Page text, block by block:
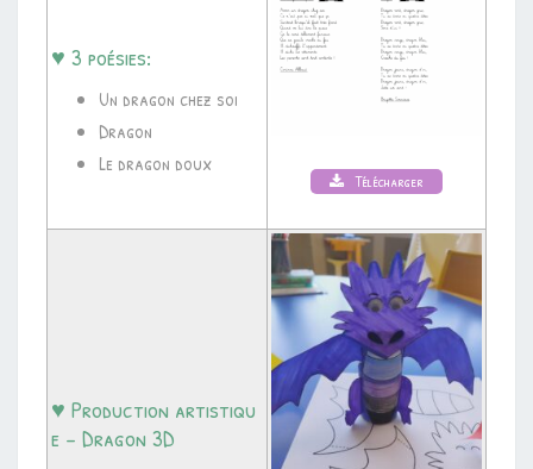
♥ 3 poésies:
Un dragon chez soi
Dragon
Le dragon doux
Télécharger
♥ Production artistiqu
e – Dragon 3D